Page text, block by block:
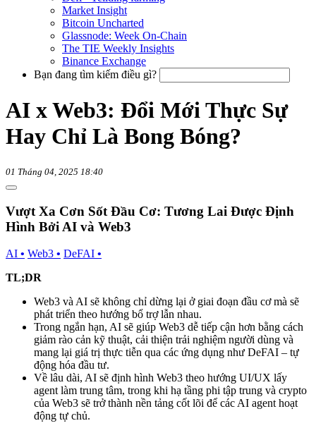
Market Insight
Bitcoin Uncharted
Glassnode: Week On-Chain
The TIE Weekly Insights
Binance Exchange
Bạn đang tìm kiếm điều gì?
AI x Web3: Đổi Mới Thực Sự
Hay Chỉ Là Bong Bóng?
01 Tháng 04, 2025 18:40
Vượt Xa Cơn Sốt Đầu Cơ: Tương Lai Được Định
Hình Bởi AI và Web3
AI • Web3 • DeFAI •
TL;DR
Web3 và AI sẽ không chỉ dừng lại ở giai đoạn đầu cơ mà sẽ
phát triển theo hướng bổ trợ lẫn nhau.
Trong ngắn hạn, AI sẽ giúp Web3 dễ tiếp cận hơn bằng cách
giảm rào cản kỹ thuật, cải thiện trải nghiệm người dùng và
mang lại giá trị thực tiễn qua các ứng dụng như DeFAI – tự
động hóa đầu tư.
Về lâu dài, AI sẽ định hình Web3 theo hướng UI/UX lấy
agent làm trung tâm, trong khi hạ tầng phi tập trung và crypto
của Web3 sẽ trở thành nền tảng cốt lõi để các AI agent hoạt
động tự chủ.